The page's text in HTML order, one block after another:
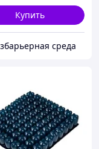
Купить
среда